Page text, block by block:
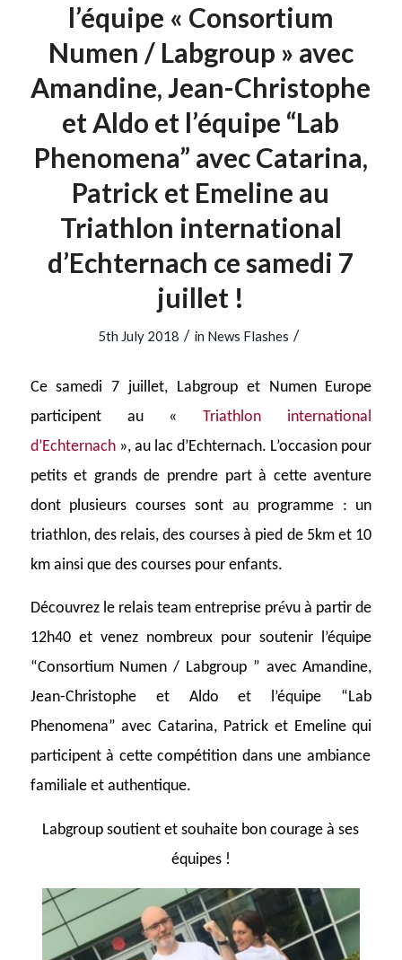
l’équipe « Consortium
Numen / Labgroup » avec
Amandine, Jean-Christophe
et Aldo et l’équipe “Lab
Phenomena” avec Catarina,
Patrick et Emeline au
Triathlon international
d’Echternach ce samedi 7
juillet !
5th July 2018 / in News Flashes /
Ce samedi 7 juillet, Labgroup et Numen Europe
participent au «Triathlon international
d’Echternach», au lac d’Echternach. L’occasion pour
petits et grands de prendre part à cette aventure
dont plusieurs courses sont au programme : un
triathlon, des relais, des courses à pied de 5km et 10
km ainsi que des courses pour enfants.
Découvrez le relais team entreprise prévu à partir de
12h40 et venez nombreux pour soutenir l’équipe
“Consortium Numen / Labgroup ” avec Amandine,
Jean-Christophe et Aldo et l’équipe “Lab
Phenomena” avec Catarina, Patrick et Emeline qui
participent à cette compétition dans une ambiance
familiale et authentique.
Labgroup soutient et souhaite bon courage à ses
équipes !